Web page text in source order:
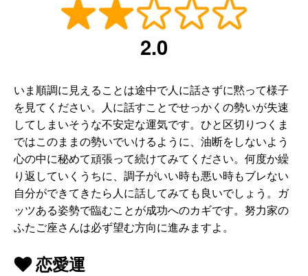
2.0
いま順調に見えることは途中で人に話さずに黙って様子
を見てください。人に話すことでせっかくの勢いが失速
してしまいそうな不安定な運気です。ひと区切りつくま
ではこのままの勢いでいけるように、油断をしないよう
心の中に秘めて頑張って続けてみてください。何度か繰
り返していくうちに、調子がいい時も悪い時もブレない
自分ができてきたら人に話してみても良いでしょう。ガ
ッツある姿勢で臨むことが成功へのカギです。努力家の
ふたご座さんは必ず望む方向に進みますよ。
恋愛運